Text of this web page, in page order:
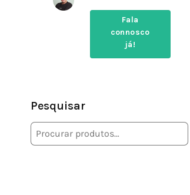
Fala
connosco
já!
Pesquisar